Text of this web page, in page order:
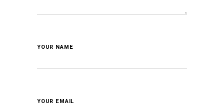
YOUR NAME
YOUR EMAIL